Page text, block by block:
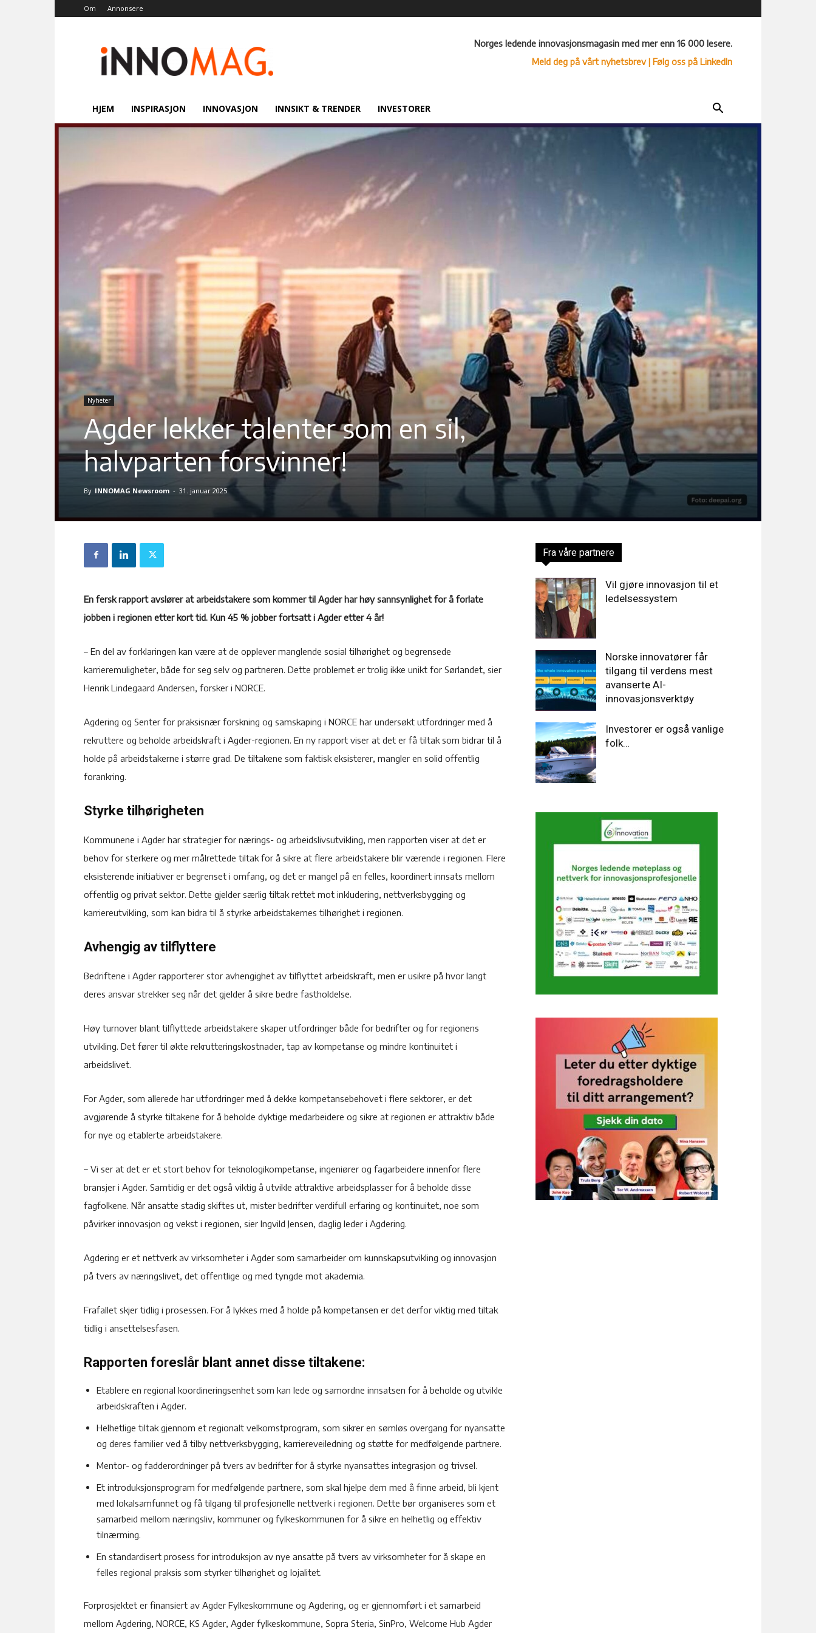
Om Annonsere
Norges ledende innovasjonsmagasin med mer enn 16 000 lesere.
Meld deg på vårt nyhetsbrev| Følg oss på LinkedIn
HJEM INSPIRASJON INNOVASJON INNSIKT & TRENDER INVESTORER
Nyheter
Agder lekker talenter som en sil,
halvparten forsvinner!
By INNOMAG Newsroom - 31. januar 2025
En fersk rapport avslører at arbeidstakere som kommer til Agder har høy sannsynlighet for å forlate
jobben i regionen etter kort tid. Kun 45 % jobber fortsatt i Agder etter 4 år!
– En del av forklaringen kan være at de opplever manglende sosial tilhørighet og begrensede
karrieremuligheter, både for seg selv og partneren. Dette problemet er trolig ikke unikt for Sørlandet, sier
Henrik Lindegaard Andersen, forsker i NORCE.
Agdering og Senter for praksisnær forskning og samskaping i NORCE har undersøkt utfordringer med å
rekruttere og beholde arbeidskraft i Agder-regionen. En ny rapport viser at det er få tiltak som bidrar til å
holde på arbeidstakerne i større grad. De tiltakene som faktisk eksisterer, mangler en solid offentlig
forankring.
Styrke tilhørigheten
Kommunene i Agder har strategier for nærings- og arbeidslivsutvikling, men rapporten viser at det er
behov for sterkere og mer målrettede tiltak for å sikre at flere arbeidstakere blir værende i regionen. Flere
eksisterende initiativer er begrenset i omfang, og det er mangel på en felles, koordinert innsats mellom
offentlig og privat sektor. Dette gjelder særlig tiltak rettet mot inkludering, nettverksbygging og
karriereutvikling, som kan bidra til å styrke arbeidstakernes tilhørighet i regionen.
Avhengig av tilflyttere
Bedriftene i Agder rapporterer stor avhengighet av tilflyttet arbeidskraft, men er usikre på hvor langt
deres ansvar strekker seg når det gjelder å sikre bedre fastholdelse.
Høy turnover blant tilflyttede arbeidstakere skaper utfordringer både for bedrifter og for regionens
utvikling. Det fører til økte rekrutteringskostnader, tap av kompetanse og mindre kontinuitet i
arbeidslivet.
For Agder, som allerede har utfordringer med å dekke kompetansebehovet i flere sektorer, er det
avgjørende å styrke tiltakene for å beholde dyktige medarbeidere og sikre at regionen er attraktiv både
for nye og etablerte arbeidstakere.
– Vi ser at det er et stort behov for teknologikompetanse, ingeniører og fagarbeidere innenfor flere
bransjer i Agder. Samtidig er det også viktig å utvikle attraktive arbeidsplasser for å beholde disse
fagfolkene. Når ansatte stadig skiftes ut, mister bedrifter verdifull erfaring og kontinuitet, noe som
påvirker innovasjon og vekst i regionen, sier Ingvild Jensen, daglig leder i Agdering.
Agdering er et nettverk av virksomheter i Agder som samarbeider om kunnskapsutvikling og innovasjon
på tvers av næringslivet, det offentlige og med tyngde mot akademia.
Frafallet skjer tidlig i prosessen. For å lykkes med å holde på kompetansen er det derfor viktig med tiltak
tidlig i ansettelsesfasen.
Rapporten foreslår blant annet disse tiltakene:
Etablere en regional koordineringsenhet som kan lede og samordne innsatsen for å beholde og utvikle
arbeidskraften i Agder.
Helhetlige tiltak gjennom et regionalt velkomstprogram, som sikrer en sømløs overgang for nyansatte
og deres familier ved å tilby nettverksbygging, karriereveiledning og støtte for medfølgende partnere.
Mentor- og fadderordninger på tvers av bedrifter for å styrke nyansattes integrasjon og trivsel.
Et introduksjonsprogram for medfølgende partnere, som skal hjelpe dem med å finne arbeid, bli kjent
med lokalsamfunnet og få tilgang til profesjonelle nettverk i regionen. Dette bør organiseres som et
samarbeid mellom næringsliv, kommuner og fylkeskommunen for å sikre en helhetlig og effektiv
tilnærming.
En standardisert prosess for introduksjon av nye ansatte på tvers av virksomheter for å skape en
felles regional praksis som styrker tilhørighet og lojalitet.
Forprosjektet er finansiert av Agder Fylkeskommune og Agdering, og er gjennomført i et samarbeid
mellom Agdering, NORCE, KS Agder, Agder fylkeskommune, Sopra Steria, SinPro, Welcome Hub Agder
Fra våre partnere
Vil gjøre innovasjon til et
ledelsessystem
Norske innovatører får
tilgang til verdens mest
avanserte AI-
innovasjonsverktøy
Investorer er også vanlige
folk…